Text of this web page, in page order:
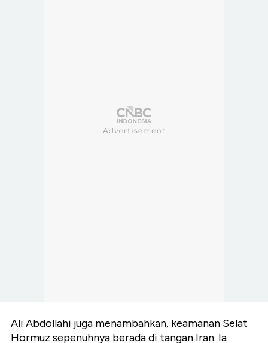
Ali Abdollahi juga menambahkan, keamanan Selat
Hormuz sepenuhnya berada di tangan Iran. Ia